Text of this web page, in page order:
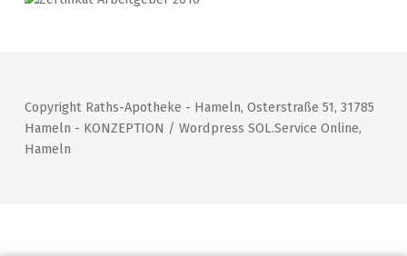
Copyright Raths-Apotheke - Hameln, Osterstraße 51, 31785
Hameln - KONZEPTION / Wordpress SOL.Service Online,
Hameln